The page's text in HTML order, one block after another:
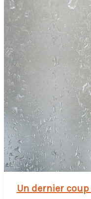
Un dernier